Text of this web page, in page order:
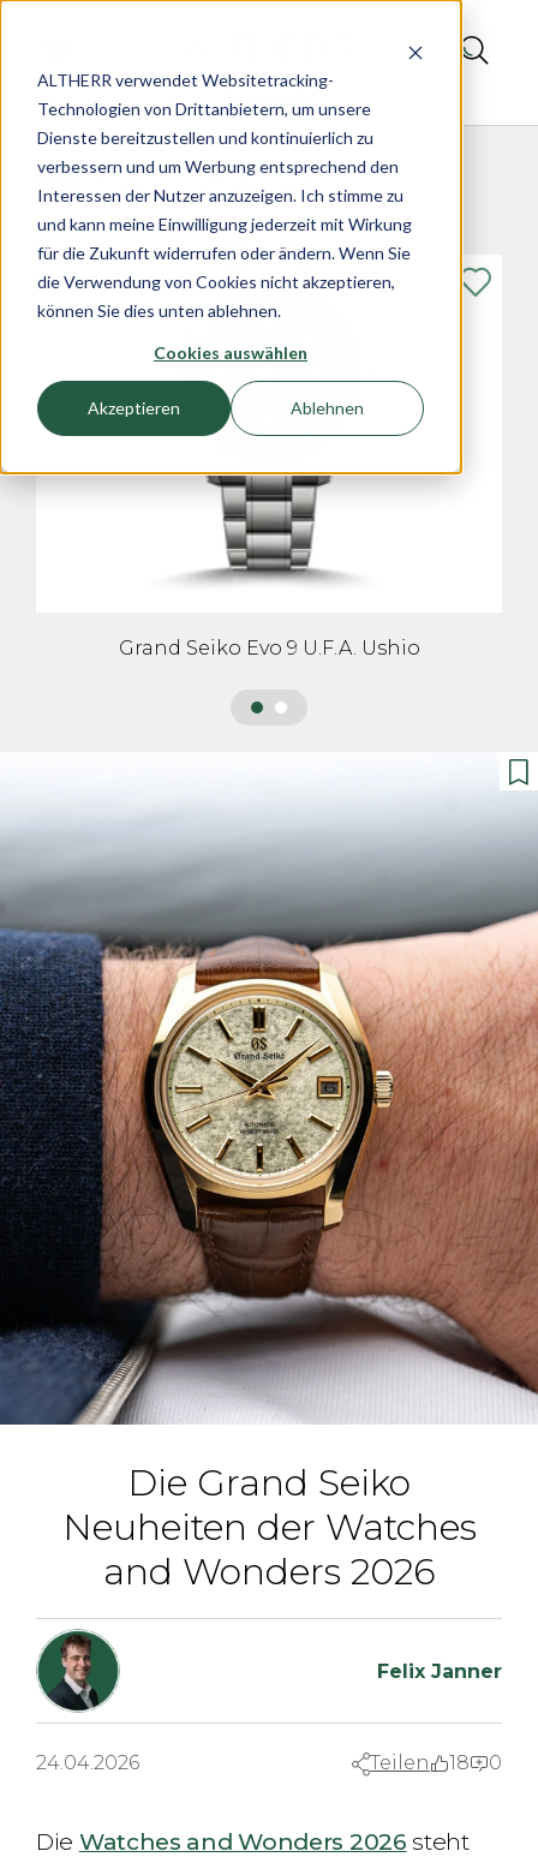
ALTHERR verwendet Websitetracking-
Technologien von Drittanbietern, um unsere
Dienste bereitzustellen und kontinuierlich zu
verbessern und um Werbung entsprechend den
Interessen der Nutzer anzuzeigen. Ich stimme zu
und kann meine Einwilligung jederzeit mit Wirkung
für die Zukunft widerrufen oder ändern. Wenn Sie
die Verwendung von Cookies nicht akzeptieren,
können Sie dies unten ablehnen.
Cookies auswählen
Akzeptieren Ablehnen
Magazin
Produkte im Artikel
Grand Seiko Evo 9 U.F.A. Ushio
Die Grand Seiko
Neuheiten der Watches
and Wonders 2026
Felix Janner
24.04.2026 Teilen 18 0
Die Watches and Wonders 2026 steht